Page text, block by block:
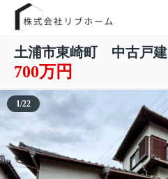
土浦市東崎町 中古戸建
700万円
1/22